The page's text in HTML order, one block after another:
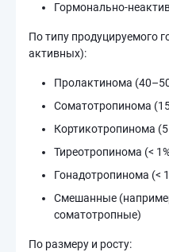
Гормонально-
По типу продуцируемого
активных):
Пролактинома
Соматотропинома
Кортикотропинома
Тиреотропинома (<
Гонадотропинома (<
Смешанные
соматотропные)
По размеру и росту: